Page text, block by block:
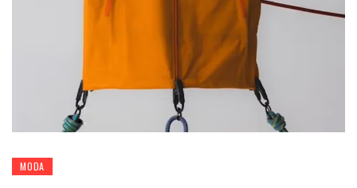
MODA